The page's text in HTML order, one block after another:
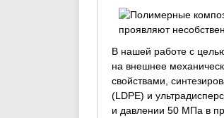
В нашей работе с
на внешнее
свойствами,
(LDPE) и
и давлении 50 МПа в